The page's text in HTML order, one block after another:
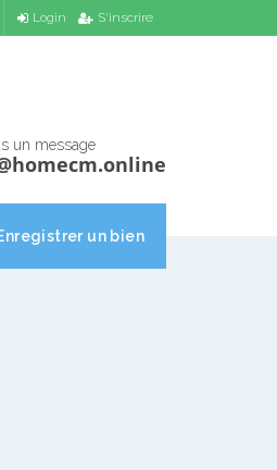
Login S'inscrire
un message
un bien